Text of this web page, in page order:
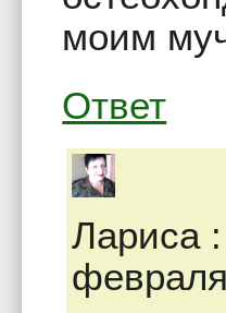
моим
Ответ
Лариса :